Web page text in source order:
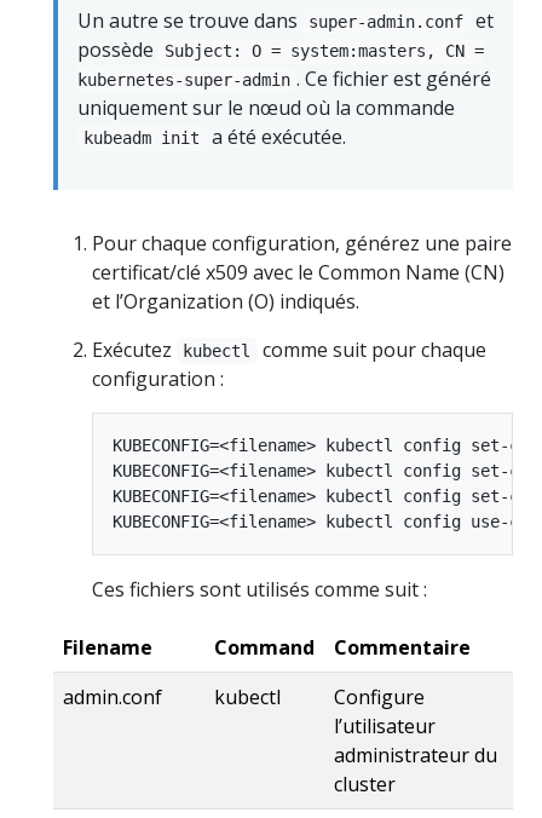
Un autre se trouve dans
super-admin.conf
et
possède
Subject: O = system:masters, CN =
kubernetes-super-admin . Ce fichier est généré
uniquement sur le nœud où la commande
kubeadm init a été exécutée.
Pour chaque configuration, générez une paire
certificat/clé x509 avec le Common Name (CN)
et l’Organization (O) indiqués.
Exécutez
kubectl
comme suit pour chaque
configuration :
KUBECONFIG=<filename> kubectl config
KUBECONFIG=<filename> kubectl config
KUBECONFIG=<filename> kubectl config
Ces fichiers sont utilisés comme suit :
Filename Command
Commentaire
admin.conf
kubectl
Configure
l’utilisateur
administrateur du
cluster